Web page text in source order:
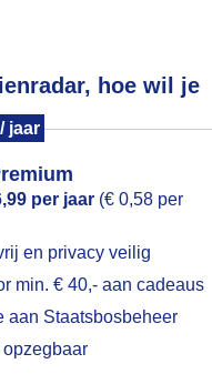
hoe wil je
jaar
per jaar (€ 0,58 per
en privacy veilig
min. € 40,- aan cadeaus
aan Staatsbosbeheer
opzegbaar
Weerzine
locatie gebruiken voor
het weer?